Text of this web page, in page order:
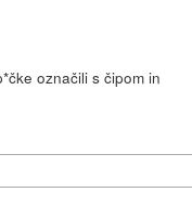
označili s čipom in